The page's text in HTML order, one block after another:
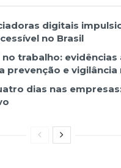
digitais
no Brasil
no trabalho:
prevenção e vigilância
dias nas